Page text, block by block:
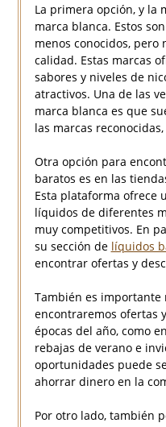
La primera opción, y la
marca blanca. Estos
menos conocidos, pero
calidad. Estas marcas
sabores y niveles de
atractivos. Una de las
marca blanca es que
las marcas
Otra opción para
baratos es en las
Esta plataforma ofrece
líquidos de diferentes
muy competitivos. En
su sección de líquidos
encontrar ofertas y
También es
encontraremos ofertas
épocas del año, como
rebajas de verano e
oportunidades puede
ahorrar dinero en la
Por otro lado, también